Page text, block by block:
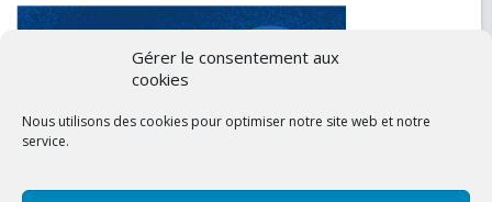
Gérer le consentement aux
cookies
Nous utilisons des cookies pour optimiser notre site web et notre
service.